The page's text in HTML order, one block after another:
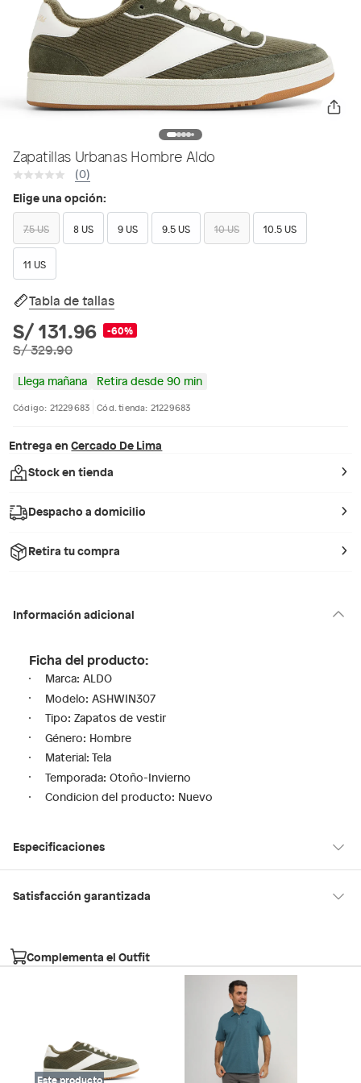
Zapatillas Urbanas Hombre Aldo
(0)
Elige una opción:
7.5 US 8 US 9 US 9.5 US 10 US 10.5 US
11 US
Tabla de tallas
S/ 131.96 -60%
S/ 329.90
Llega mañana Retira desde 90 min
Código: 21229683 Cód. tienda: 21229683
Entrega en Cercado De Lima
Stock en tienda
Despacho a domicilio
Retira tu compra
Información adicional
Ficha del producto:
Marca: ALDO
Modelo: ASHWIN307
Tipo: Zapatos de vestir
Género: Hombre
Material: Tela
Temporada: Otoño-Invierno
Condicion del producto: Nuevo
Especificaciones
Tipo de ajuste
Material
Satisfacción garantizada
Sin embargo, tenemos categorías que cuentan con plazos
diferentes, otras con restricciones y algunas que no se pueden
Falabella, Tottus y otros vendedores
48 horas: cemento, mezclas de hormigón, morteros, yeso y
Complementa el Outfit
Este producto